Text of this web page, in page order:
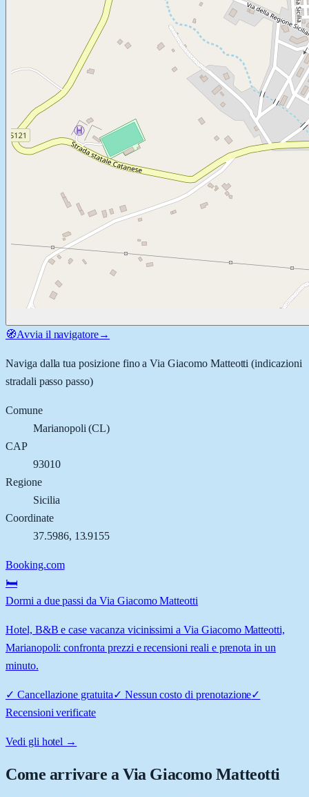
🧭Avvia il navigatore→
Naviga dalla tua posizione fino aVia Giacomo Matteotti (indicazioni
stradali passo passo)
Comune
Marianopoli (CL)
CAP
93010
Regione
Sicilia
Coordinate
37.5986, 13.9155
Booking.com
🛏️
Dormi a due passi da Via Giacomo Matteotti
Hotel, B&B e case vacanza vicinissimi a Via Giacomo Matteotti,
Marianopoli: confronta prezzi e recensioni reali e prenota in un
minuto.
✓ Cancellazione gratuita✓ Nessun costo di prenotazione✓
Recensioni verificate
Vedi gli hotel →
Come arrivare aVia Giacomo Matteotti